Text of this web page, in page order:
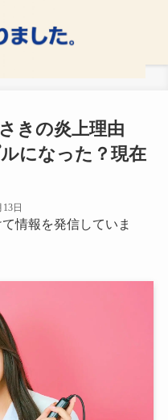
きの炎上理由
になった？現在
13日
情報を発信していま